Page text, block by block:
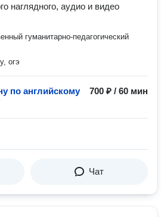
наглядного, аудио и видео
гуманитарно-педагогический
огэ
по английскому
700 ₽ / 60 мин
Чат